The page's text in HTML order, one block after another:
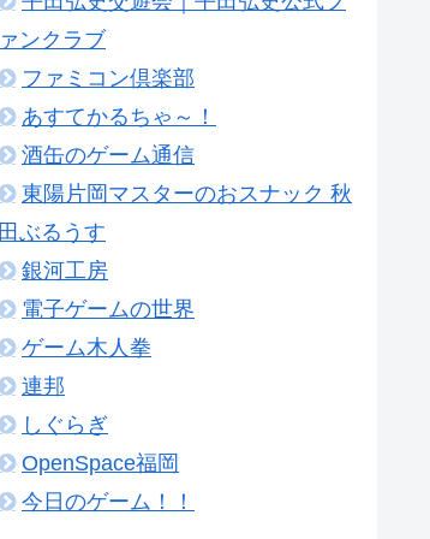
ァンクラブ
ファミコン倶楽部
あすてかるちゃ～！
酒缶のゲーム通信
東陽片岡マスターのおスナック 秋
田ぶるうす
銀河工房
電子ゲームの世界
ゲーム木人拳
連邦
しぐらぎ
OpenSpace福岡
今日のゲーム！！